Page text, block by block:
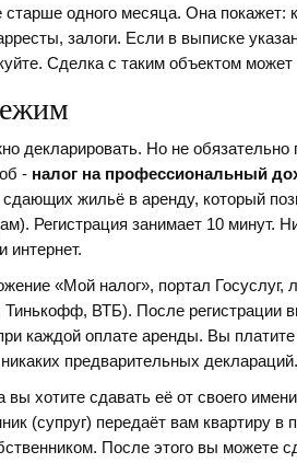
одного месяца. Она покажет:
залоги. Если в выписке
Сделка с таким объектом может
декларировать. Но не
- налог на профессиональный
жильё в аренду, который
. Регистрация занимает 10 минут.
интернет.
«Мой налог», портал
ВТБ). После регистрации
каждой оплате аренды. Вы
предварительных деклараций.
хотите сдавать её от своего
(супруг) передаёт вам квартиру
После этого вы можете